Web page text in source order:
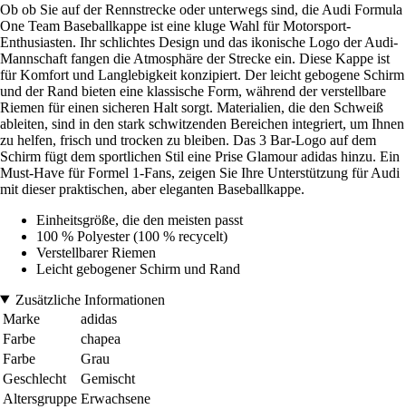
Ob ob Sie auf der Rennstrecke oder unterwegs sind, die Audi Formula
One Team Baseballkappe ist eine kluge Wahl für Motorsport-
Enthusiasten. Ihr schlichtes Design und das ikonische Logo der Audi-
Mannschaft fangen die Atmosphäre der Strecke ein. Diese Kappe ist
für Komfort und Langlebigkeit konzipiert. Der leicht gebogene Schirm
und der Rand bieten eine klassische Form, während der verstellbare
Riemen für einen sicheren Halt sorgt. Materialien, die den Schweiß
ableiten, sind in den stark schwitzenden Bereichen integriert, um Ihnen
zu helfen, frisch und trocken zu bleiben. Das 3 Bar-Logo auf dem
Schirm fügt dem sportlichen Stil eine Prise Glamour adidas hinzu. Ein
Must-Have für Formel 1-Fans, zeigen Sie Ihre Unterstützung für Audi
mit dieser praktischen, aber eleganten Baseballkappe.
Einheitsgröße, die den meisten passt
100 % Polyester (100 % recycelt)
Verstellbarer Riemen
Leicht gebogener Schirm und Rand
Zusätzliche Informationen
Marke
adidas
Farbe
chapea
Farbe
Grau
Geschlecht
Gemischt
Altersgruppe Erwachsene